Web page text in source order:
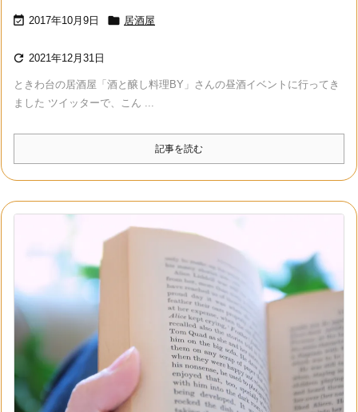
 2017年10月9日  居酒屋
 2021年12月31日
ときわ台の居酒屋「酒と醸し料理BY」さんの昼酒イベントに行ってき
ました ツイッターで、こん ...
記事を読む